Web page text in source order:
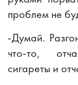
проблем не
-Думай.
что-то,
сигареты и